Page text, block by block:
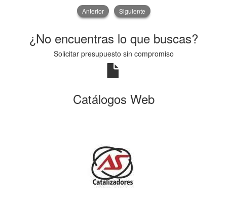
Anterior Siguiente
¿No encuentras lo que buscas?
Solicitar presupuesto sin compromiso
Catálogos Web